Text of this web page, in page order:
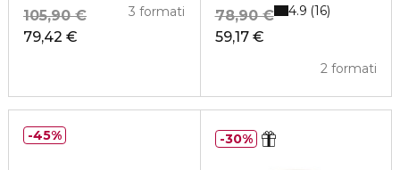
79,42 €
105,90 € 3 formati
59,17 €
78,90 €
2 formati
4.9 16
45% 30%